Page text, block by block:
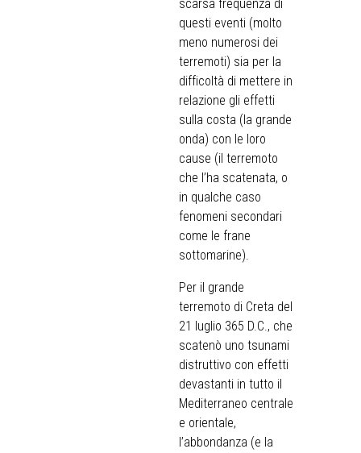
scarsa frequenza di
questi eventi (molto
meno numerosi dei
terremoti) sia per la
difficoltà di mettere in
relazione gli effetti
sulla costa (la grande
onda) con le loro
cause (il terremoto
che l’ha scatenata, o
in qualche caso
fenomeni secondari
come le frane
sottomarine).
Per il grande
terremoto di Creta del
21 luglio 365 D.C., che
scatenò uno tsunami
distruttivo con effetti
devastanti in tutto il
Mediterraneo centrale
e orientale,
l’abbondanza (e la